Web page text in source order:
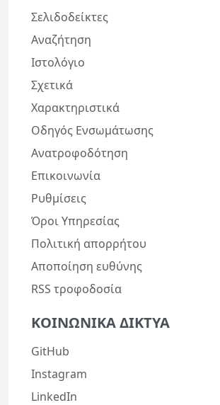
Σελιδοδείκτες
Αναζήτηση
Ιστολόγιο
Σχετικά
Χαρακτηριστικά
Οδηγός Ενσωμάτωσης
Ανατροφοδότηση
Επικοινωνία
Ρυθμίσεις
Όροι Υπηρεσίας
Πολιτική απορρήτου
Αποποίηση ευθύνης
RSS τροφοδοσία
ΚΟΙΝΩΝΙΚΆ ΔΊΚΤΥΑ
GitHub
Instagram
LinkedIn